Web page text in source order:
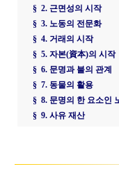
§ 2. 근면성의 시작
§ 3. 노동의 전문화
§ 4. 거래의 시작
§ 5. 자본(資本)의 시작
§ 6. 문명과 불의 관계
§ 7. 동물의 활용
§ 8. 문명의 한 요소인
§ 9. 사유 재산